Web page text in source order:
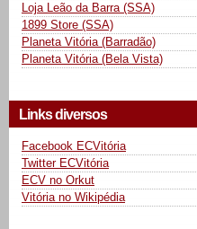
Loja Leão da Barra (SSA)
1899 Store (SSA)
Planeta Vitória (Barradão)
Planeta Vitória (Bela Vista)
Links diversos
Facebook ECVitória
Twitter ECVitória
ECV no Orkut
Vitória no Wikipédia